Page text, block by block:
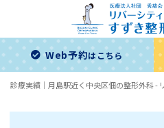
Web予約はこちら
診療実績｜月島駅近く中央区佃の整形外科 -